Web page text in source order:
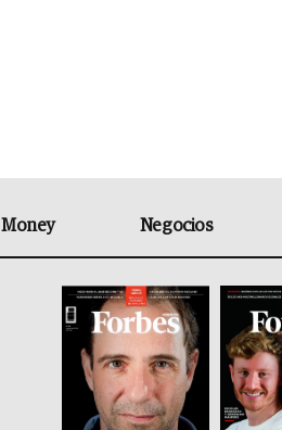
Money Negocios